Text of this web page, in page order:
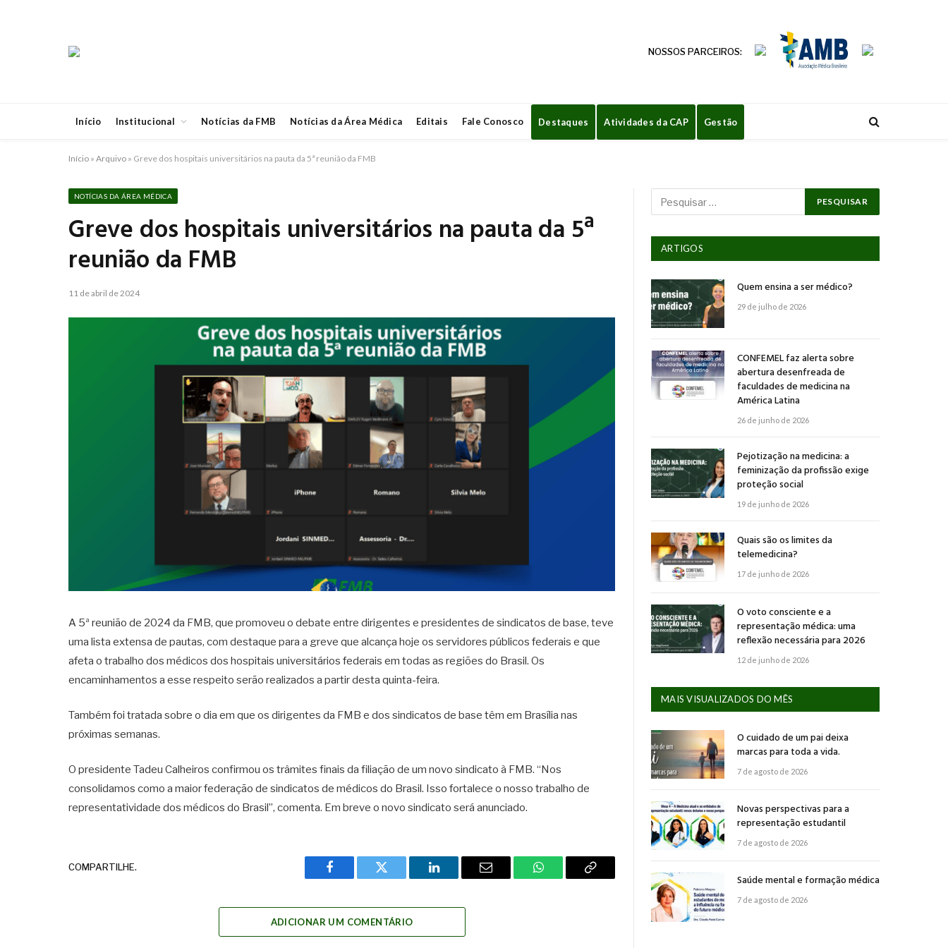
NOSSOS PARCEIROS:
Início Institucional Notícias da FMB Notícias da Área Médica Editais Fale Conosco Destaques Atividades da CAP Gestão
Início » Arquivo » Greve dos hospitais universitários na pauta da 5ª reunião da FMB
NOTÍCIAS DA ÁREA MÉDICA
Greve dos hospitais universitários na pauta da 5ª
reunião da FMB
11 de abril de 2024
A 5ª reunião de 2024 da FMB, que promoveu o debate entre dirigentes e presidentes de sindicatos de base, teve
uma lista extensa de pautas, com destaque para a greve que alcança hoje os servidores públicos federais e que
afeta o trabalho dos médicos dos hospitais universitários federais em todas as regiões do Brasil. Os
encaminhamentos a esse respeito serão realizados a partir desta quinta-feira.
Também foi tratada sobre o dia em que os dirigentes da FMB e dos sindicatos de base têm em Brasília nas
próximas semanas.
O presidente Tadeu Calheiros confirmou os trâmites finais da filiação de um novo sindicato à FMB. “Nos
consolidamos como a maior federação de sindicatos de médicos do Brasil. Isso fortalece o nosso trabalho de
representatividade dos médicos do Brasil”, comenta. Em breve o novo sindicato será anunciado.
COMPARTILHE.
Facebook Twitter LinkedIn Email WhatsAppCopy
ADICIONAR UM COMENTÁRIO
ARTIGOS
Quem ensina a ser médico?
29 de julho de 2026
CONFEMEL faz alerta sobre
abertura desenfreada de
faculdades de medicina na
América Latina
26 de junho de 2026
Pejotização na medicina: a
feminização da profissão exige
proteção social
19 de junho de 2026
Quais são os limites da
telemedicina?
17 de junho de 2026
O voto consciente e a
representação médica: uma
reflexão necessária para 2026
12 de junho de 2026
MAIS VISUALIZADOS DO MÊS
O cuidado de um pai deixa
marcas para toda a vida.
7 de agosto de 2026
Novas perspectivas para a
representação estudantil
7 de agosto de 2026
Saúde mental e formação médica
7 de agosto de 2026